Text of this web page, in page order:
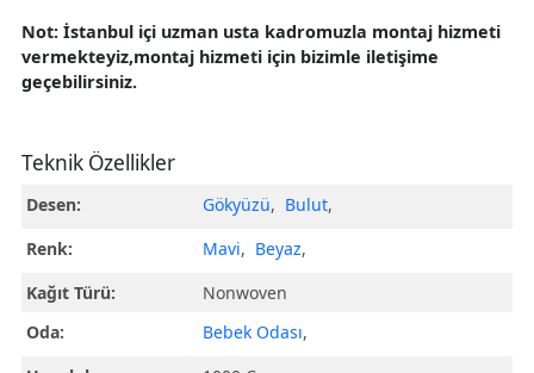
Not: İstanbul içi uzman usta kadromuzla montaj hizmeti
vermekteyiz,montaj hizmeti için bizimle iletişime
geçebilirsiniz.
Teknik Özellikler
Desen: Gökyüzü, Bulut,
Renk:
Mavi, Beyaz,
Kağıt Türü:
Nonwoven
Oda:
Bebek Odası,